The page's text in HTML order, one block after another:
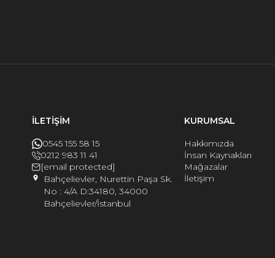
İLETİŞİM
0545 155 58 15
0212 983 11 41
[email protected]
Bahçelievler, Nurettin Paşa Sk.
No : 4/A D:34180, 34000
Bahçelievler/İstanbul
KURUMSAL
Hakkımızda
İnsan Kaynakları
Mağazalar
İletişim